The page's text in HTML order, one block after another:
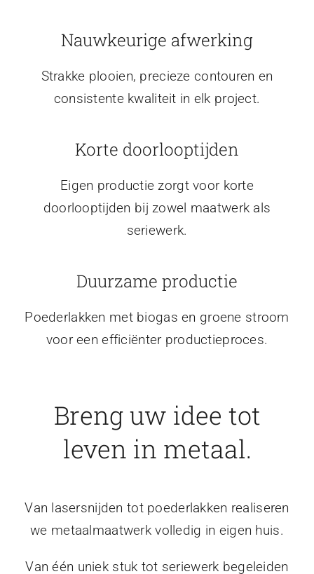
Nauwkeurige afwerking
Strakke plooien, precieze contouren en
consistente kwaliteit in elk project.
Korte doorlooptijden
Eigen productie zorgt voor korte
doorlooptijden bij zowel maatwerk als
seriewerk.
Duurzame productie
Poederlakken met biogas en groene stroom
voor een efficiënter productieproces.
Breng uw idee tot
leven in metaal.
Van lasersnijden tot poederlakken realiseren
we metaalmaatwerk volledig in eigen huis.
Van één uniek stuk tot seriewerk begeleiden